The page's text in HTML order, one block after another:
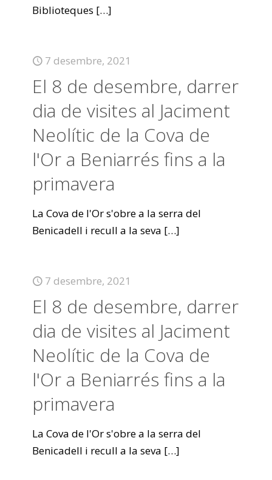
Biblioteques […]
7 desembre, 2021
El 8 de desembre, darrer
dia de visites al Jaciment
Neolític de la Cova de
l'Or a Beniarrés fins a la
primavera
La Cova de l'Or s'obre a la serra del
Benicadell i recull a la seva […]
7 desembre, 2021
El 8 de desembre, darrer
dia de visites al Jaciment
Neolític de la Cova de
l'Or a Beniarrés fins a la
primavera
La Cova de l'Or s'obre a la serra del
Benicadell i recull a la seva […]